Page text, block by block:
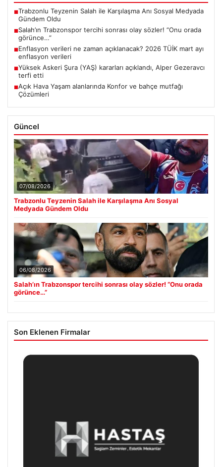
■Trabzonlu Teyzenin Salah ile Karşılaşma Anı Sosyal Medyada
Gündem Oldu
■Salah’ın Trabzonspor tercihi sonrası olay sözler! “Onu orada
görünce…”
■Enflasyon verileri ne zaman açıklanacak? 2026 TÜİK mart ayı
enflasyon verileri
■Yüksek Askeri Şura (YAŞ) kararları açıklandı, Alper Gezeravcı
terfi etti
■Açık Hava Yaşam alanlarında Konfor ve bahçe mutfağı
Çözümleri
Güncel
07/08/2026
Trabzonlu Teyzenin Salah ile Karşılaşma Anı Sosyal
Medyada Gündem Oldu
06/08/2026
Salah’ın Trabzonspor tercihi sonrası olay sözler! “Onu orada
görünce…”
Son Eklenen Firmalar